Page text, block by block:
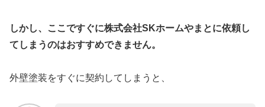
しかし、ここですぐに株式会社SKホームやまとに依頼し
てしまうのはおすすめできません。
外壁塗装をすぐに契約してしまうと、